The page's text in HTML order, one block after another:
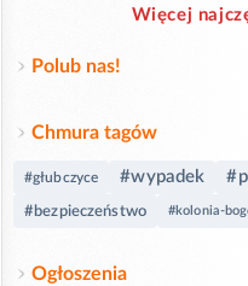
Więcej
Polub nas!
Chmura tagów
#głubczyce #wypadek
#bezpieczeństwo #kolonia-
Ogłoszenia